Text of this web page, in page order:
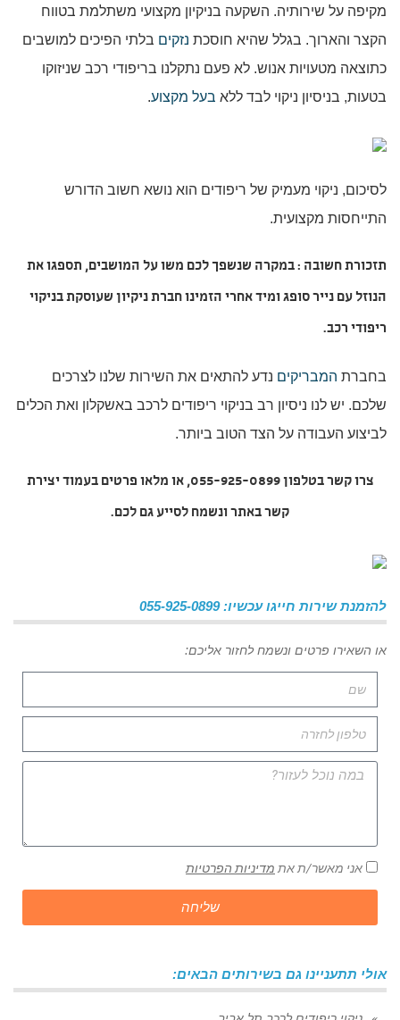
מקיפה על שירותיה. השקעה בניקיון מקצועי משתלמת בטווח
הקצר והארוך. בגלל שהיא חוסכת נזקים בלתי הפיכים למושבים
כתוצאה מטעויות אנוש. לא פעם נתקלנו בריפודי רכב שניזוקו
בטעות, בניסיון ניקוי לבד ללא בעל מקצוע.
לסיכום, ניקוי מעמיק של ריפודים הוא נושא חשוב הדורש
התייחסות מקצועית.
תזכורת חשובה : במקרה שנשפך לכם משו על המושבים, תספגו את
הנוזל עם נייר סופג ומיד אחרי הזמינו חברת ניקיון שעוסקת בניקוי
ריפודי רכב.
בחברת המבריקים נדע להתאים את השירות שלנו לצרכים
שלכם. יש לנו ניסיון רב בניקוי ריפודים לרכב באשקלון ואת הכלים
לביצוע העבודה על הצד הטוב ביותר.
צרו קשר בטלפון 055-925-0899, או מלאו פרטים בעמוד יצירת
קשר באתר ונשמח לסייע גם לכם.
להזמנת שירות חייגו עכשיו: 055-925-0899
או השאירו פרטים ונשמח לחזור אליכם:
אני מאשר/ת את מדיניות הפרטיות
שליחה
אולי תתעניינו גם בשירותים הבאים: